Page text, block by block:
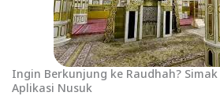
Ingin Berkunjung ke Raudhah?
Aplikasi Nusuk